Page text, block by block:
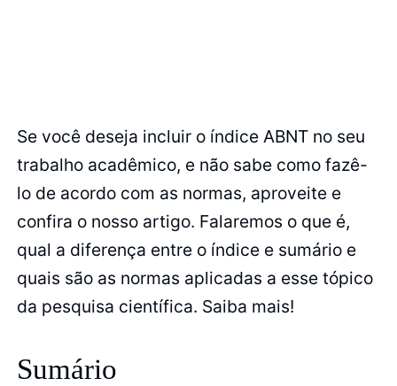
Se você deseja incluir o índice ABNT no seu
trabalho acadêmico, e não sabe como fazê-
lo de acordo com as normas, aproveite e
confira o nosso artigo. Falaremos o que é,
qual a diferença entre o índice e sumário e
quais são as normas aplicadas a esse tópico
da pesquisa científica. Saiba mais!
Sumário